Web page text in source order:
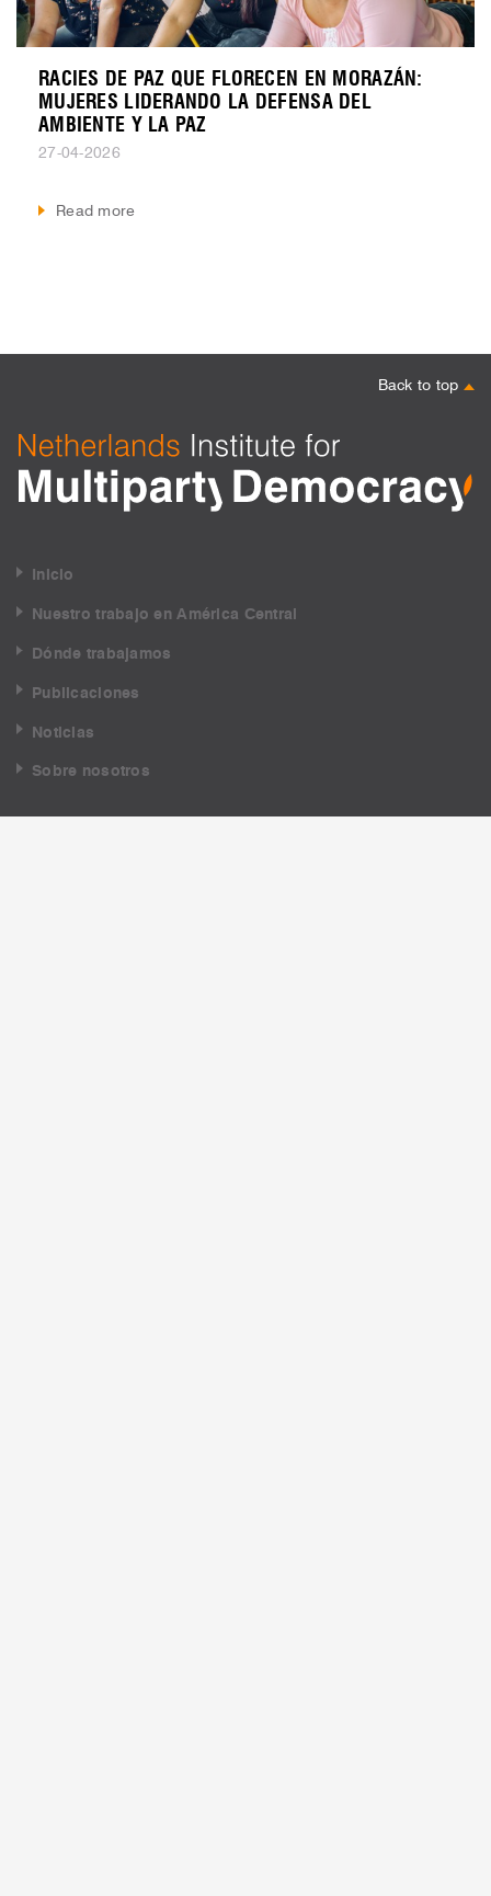
RACIES DE PAZ QUE FLORECEN EN MORAZÁN:
MUJERES LIDERANDO LA DEFENSA DEL
AMBIENTE Y LA PAZ
27-04-2026
Read more
Back to top
Inicio
Nuestro trabajo en América Central
Dónde trabajamos
Publicaciones
Noticias
Sobre nosotros